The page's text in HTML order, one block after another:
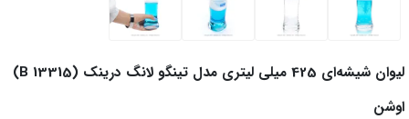
لیوان شیشه‌ای 425 میلی لیتری مدل تینگو لانگ درینک (B 13315)
اوشن